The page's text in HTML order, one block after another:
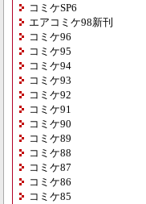
コミケSP6
エアコミケ98新刊
コミケ96
コミケ95
コミケ94
コミケ93
コミケ92
コミケ91
コミケ90
コミケ89
コミケ88
コミケ87
コミケ86
コミケ85